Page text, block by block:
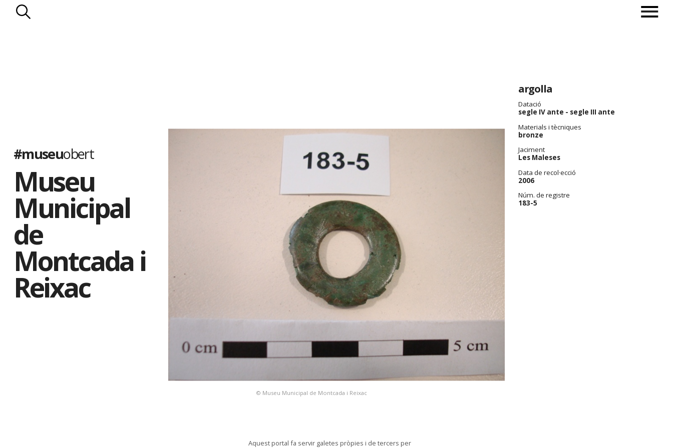
#museuobert
Museu
Municipal
de
Montcada i
Reixac
© Museu Municipal de Montcada i Reixac
argolla
Datació
segle IV ante - segle III ante
Materials i tècniques
bronze
Jaciment
Les Maleses
Data de recol·ecció
2006
Núm. de registre
183-5
Aquest portal fa servir galetes pròpies i de tercers per